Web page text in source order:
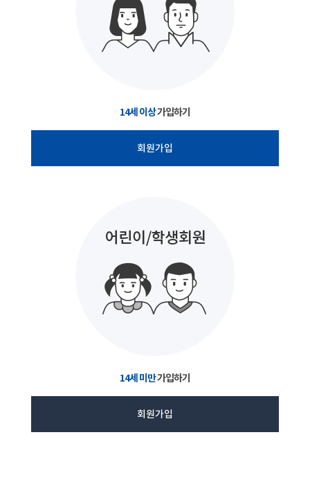
14세 이상가입하기
회원가입
14세 미만가입하기
회원가입